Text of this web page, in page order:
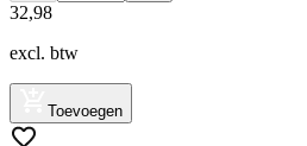
32,98
excl. btw
Toevoegen